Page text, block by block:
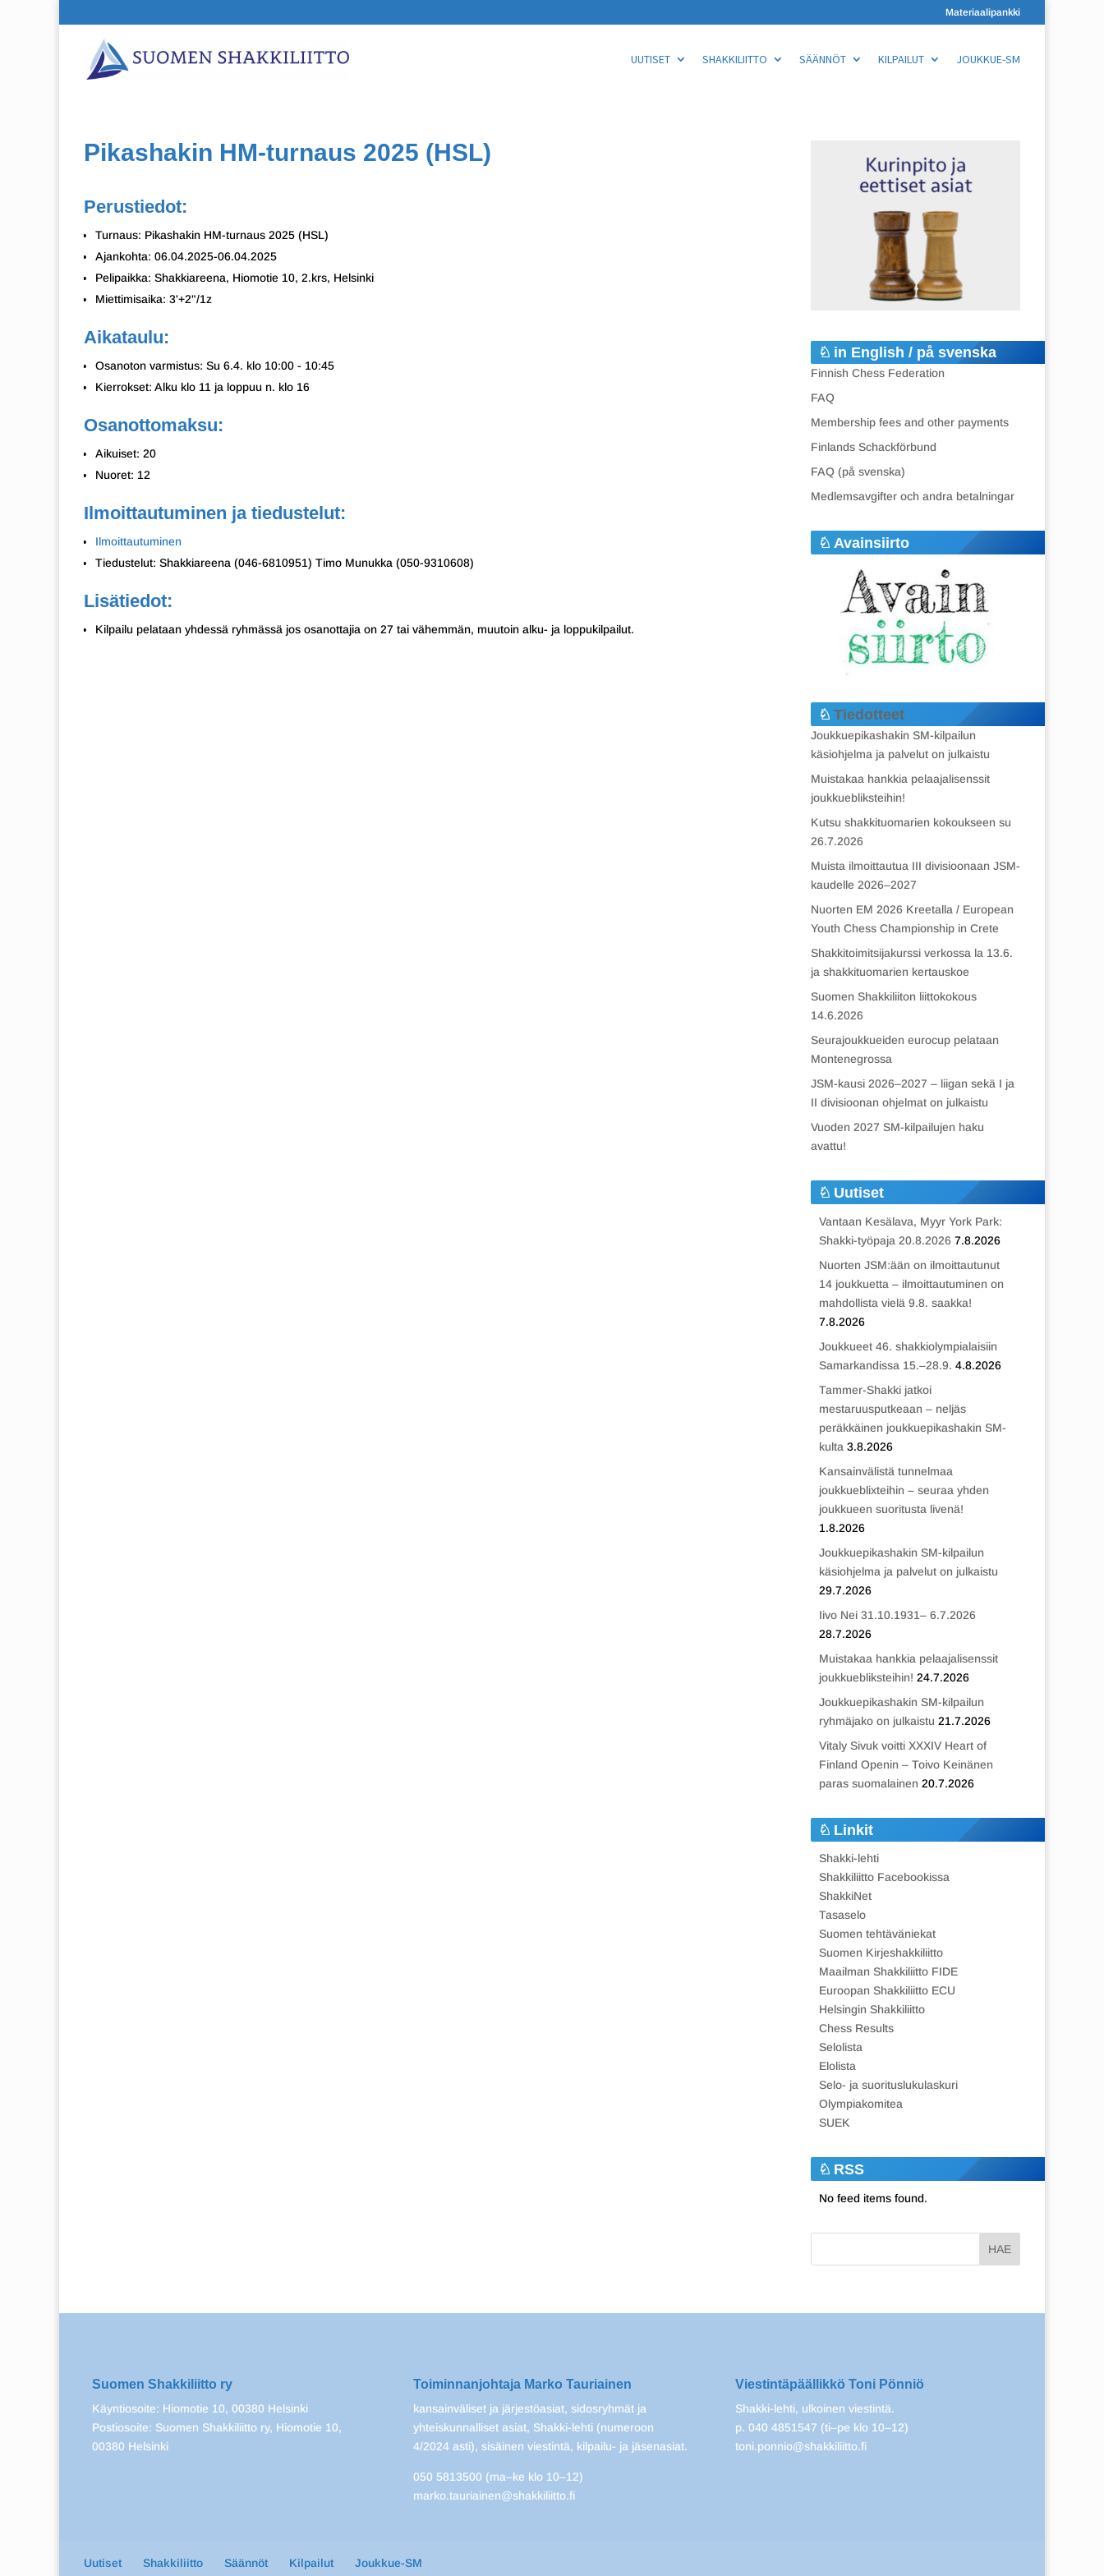
Materiaalipankki
UUTISET SHAKKILIITTO SÄÄNNÖT KILPAILUT JOUKKUE-SM
Pikashakin HM-turnaus 2025 (HSL)
Perustiedot:
Turnaus: Pikashakin HM-turnaus 2025 (HSL)
Ajankohta: 06.04.2025-06.04.2025
Pelipaikka: Shakkiareena, Hiomotie 10, 2.krs, Helsinki
Miettimisaika: 3'+2"/1z
Aikataulu:
Osanoton varmistus: Su 6.4. klo 10:00 - 10:45
Kierrokset: Alku klo 11 ja loppuu n. klo 16
Osanottomaksu:
Aikuiset: 20
Nuoret: 12
Ilmoittautuminen ja tiedustelut:
Ilmoittautuminen
Tiedustelut: Shakkiareena (046-6810951) Timo Munukka (050-9310608)
Lisätiedot:
Kilpailu pelataan yhdessä ryhmässä jos osanottajia on 27 tai vähemmän, muutoin alku- ja loppukilpailut.
in English / på svenska
Finnish Chess Federation
FAQ
Membership fees and other payments
Finlands Schackförbund
FAQ (på svenska)
Medlemsavgifter och andra betalningar
Avainsiirto
Tiedotteet
Joukkuepikashakin SM-kilpailun
käsiohjelma ja palvelut on julkaistu
Muistakaa hankkia pelaajalisenssit
joukkuebliksteihin!
Kutsu shakkituomarien kokoukseen su
26.7.2026
Muista ilmoittautua III divisioonaan JSM-
kaudelle 2026–2027
Nuorten EM 2026 Kreetalla / European
Youth Chess Championship in Crete
Shakkitoimitsijakurssi verkossa la 13.6.
ja shakkituomarien kertauskoe
Suomen Shakkiliiton liittokokous
14.6.2026
Seurajoukkueiden eurocup pelataan
Montenegrossa
JSM-kausi 2026–2027 – liigan sekä I ja
II divisioonan ohjelmat on julkaistu
Vuoden 2027 SM-kilpailujen haku
avattu!
Uutiset
Vantaan Kesälava, Myyr York Park:
Shakki-työpaja 20.8.2026 7.8.2026
Nuorten JSM:ään on ilmoittautunut
14 joukkuetta – ilmoittautuminen on
mahdollista vielä 9.8. saakka!
7.8.2026
Joukkueet 46. shakkiolympialaisiin
Samarkandissa 15.–28.9. 4.8.2026
Tammer-Shakki jatkoi
mestaruusputkeaan – neljäs
peräkkäinen joukkuepikashakin SM-
kulta 3.8.2026
Kansainvälistä tunnelmaa
joukkueblixteihin – seuraa yhden
joukkueen suoritusta livenä!
1.8.2026
Joukkuepikashakin SM-kilpailun
käsiohjelma ja palvelut on julkaistu
29.7.2026
Iivo Nei 31.10.1931– 6.7.2026
28.7.2026
Muistakaa hankkia pelaajalisenssit
joukkuebliksteihin! 24.7.2026
Joukkuepikashakin SM-kilpailun
ryhmäjako on julkaistu 21.7.2026
Vitaly Sivuk voitti XXXIV Heart of
Finland Openin – Toivo Keinänen
paras suomalainen 20.7.2026
Linkit
Shakki-lehti
Shakkiliitto Facebookissa
ShakkiNet
Tasaselo
Suomen tehtäväniekat
Suomen Kirjeshakkiliitto
Maailman Shakkiliitto FIDE
Euroopan Shakkiliitto ECU
Helsingin Shakkiliitto
Chess Results
Selolista
Elolista
Selo- ja suorituslukulaskuri
Olympiakomitea
SUEK
RSS
No feed items found.
Suomen Shakkiliitto ry
Käyntiosoite: Hiomotie 10, 00380 Helsinki
Postiosoite: Suomen Shakkiliitto ry, Hiomotie 10,
00380 Helsinki
Toiminnanjohtaja Marko Tauriainen
kansainväliset ja järjestöasiat, sidosryhmät ja
yhteiskunnalliset asiat, Shakki-lehti (numeroon
4/2024 asti), sisäinen viestintä, kilpailu- ja jäsenasiat.
050 5813500 (ma–ke klo 10–12)
marko.tauriainen@shakkiliitto.fi
Viestintäpäällikkö Toni Pönniö
Shakki-lehti, ulkoinen viestintä.
p. 040 4851547 (ti–pe klo 10–12)
toni.ponnio@shakkiliitto.fi
Uutiset Shakkiliitto Säännöt Kilpailut Joukkue-SM